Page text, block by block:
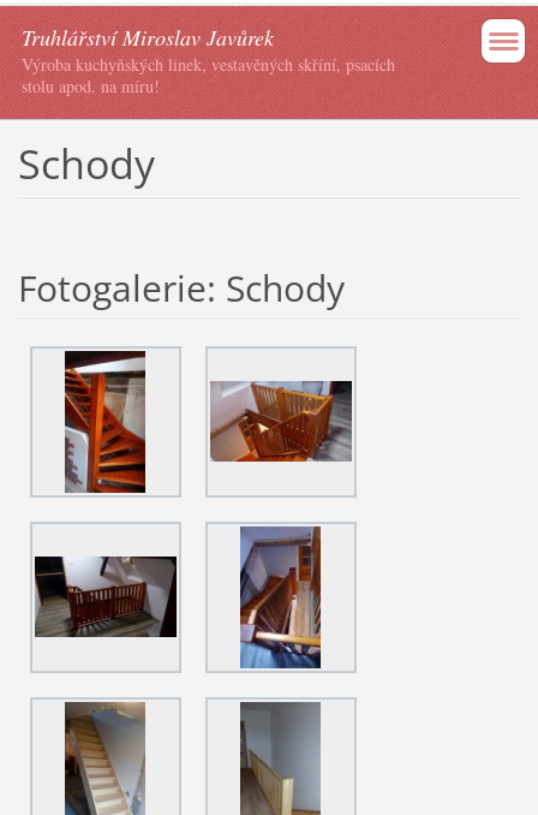
Truhlářství Miroslav Javůrek
Výroba kuchyňských linek, vestavěných skříní, psacích
stolu apod. na míru!
Schody
Fotogalerie: Schody